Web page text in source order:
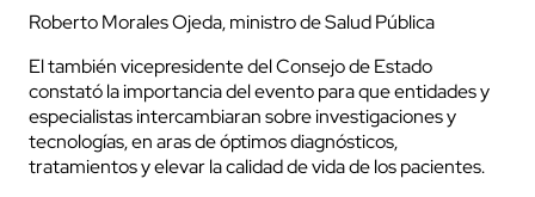
Roberto Morales Ojeda, ministro de Salud Pública
El también vicepresidente del Consejo de Estado
constató la importancia del evento para que entidades y
especialistas intercambiaran sobre investigaciones y
tecnologías, en aras de óptimos diagnósticos,
tratamientos y elevar la calidad de vida de los pacientes.